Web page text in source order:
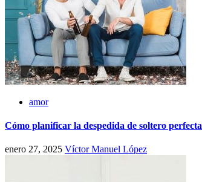
amor
Cómo planificar la despedida de soltero perfecta
enero 27, 2025 Víctor Manuel López